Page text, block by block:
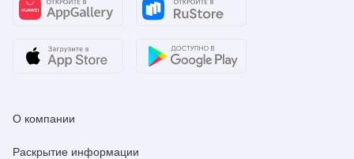
О компании
Раскрытие информации